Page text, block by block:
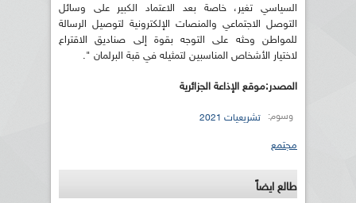
السياسي تغير، خاصة بعد الاعتماد الكبير على وسائل
التوصل الاجتماعي والمنصات الإلكترونية لتوصيل الرسالة
للمواطن وحثه على التوجه بقوة إلى صناديق الاقتراع
لاختيار الأشخاص المناسبين لتمثيله في قبة البرلمان ".
المصدر:موقع الإذاعة الجزائرية
وسوم: تشريعيات 2021
مجتمع
طالع ايضاً